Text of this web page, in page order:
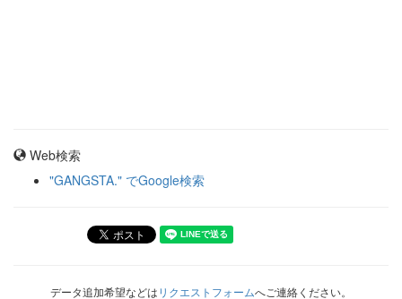
Web検索
"GANGSTA." でGoogle検索
データ追加希望などはリクエストフォームへご連絡ください。